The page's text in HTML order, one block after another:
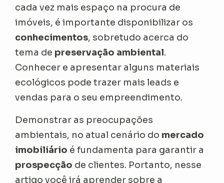
cada vez mais espaço na procura de
imóveis, é importante disponibilizar os
conhecimentos, sobretudo acerca do
tema de preservação ambiental.
Conhecer e apresentar alguns materiais
ecológicos pode trazer mais leads e
vendas para o seu empreendimento.
Demonstrar as preocupações
ambientais, no atual cenário do mercado
imobiliário é fundamenta para garantir a
prospecção de clientes. Portanto, nesse
artigo você irá aprender sobre a